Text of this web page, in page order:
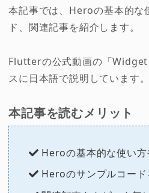
本記事では、Heroの基本的な
ド、関連記事を紹介します。
Flutterの公式動画の「
スに日本語で説明しています。
本記事を読むメリット
Heroの基本的な使い
Heroのサンプルコード